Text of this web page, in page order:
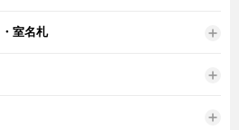
室名札